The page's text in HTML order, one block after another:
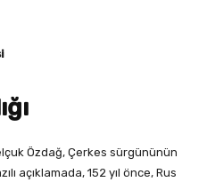
Özdağ, Çerkes sürgününün
açıklamada, 152 yıl önce, Rus